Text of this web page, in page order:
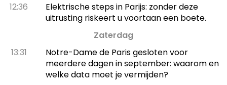
12:36
Elektrische steps in Parijs: zonder deze
uitrusting riskeert u voortaan een boete.
Zaterdag
13:31
Notre-Dame de Paris gesloten voor
meerdere dagen in september: waarom en
welke data moet je vermijden?